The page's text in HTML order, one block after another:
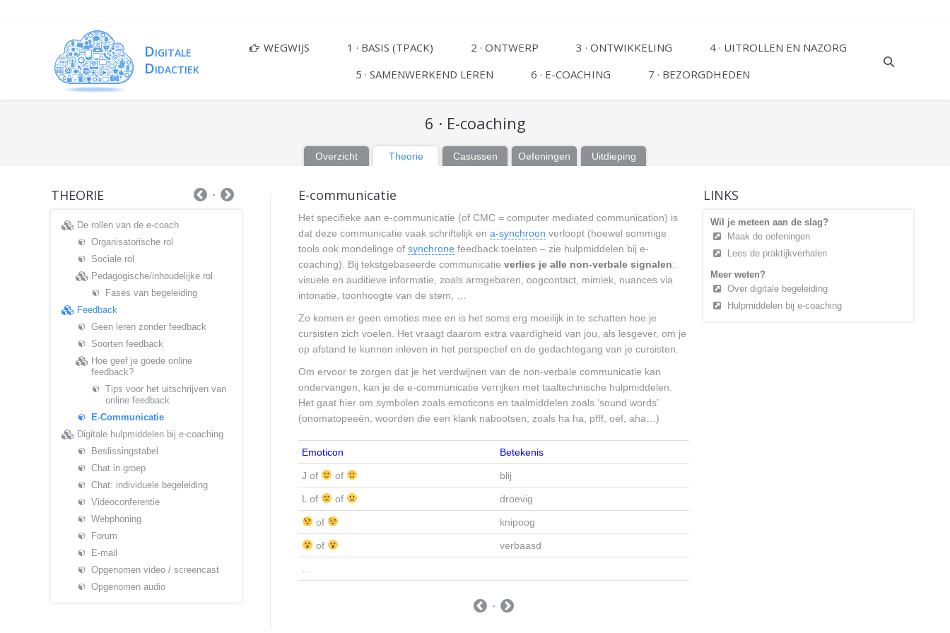
WEGWIJS 1 · BASIS (TPACK) 2 · ONTWERP 3 · ONTWIKKELING
4 · UITROLLEN EN NAZORG
5 · SAMENWERKEND LEREN
6 · E-COACHING 7 · BEZORGDHEDEN
6 · E-coaching
Overzicht Theorie Casussen Oefeningen Uitdieping
E-communicatie
Het specifieke aan e-communicatie (of CMC = computer mediated communication) is
dat deze communicatie vaak schriftelijk en a-synchroon verloopt (hoewel sommige
tools ook mondelinge of synchrone feedback toelaten – zie hulpmiddelen bij e-
coaching). Bij tekstgebaseerde communicatie verlies je alle non-verbale signalen:
visuele en auditieve informatie, zoals armgebaren, oogcontact, mimiek, nuances via
intonatie, toonhoogte van de stem, …
Zo komen er geen emoties mee en is het soms erg moeilijk in te schatten hoe je
cursisten zich voelen. Het vraagt daarom extra vaardigheid van jou, als lesgever, om je
op afstand te kunnen inleven in het perspectief en de gedachtegang van je cursisten.
Om ervoor te zorgen dat je het verdwijnen van de non-verbale communicatie kan
ondervangen, kan je de e-communicatie verrijken met taaltechnische hulpmiddelen.
Het gaat hier om symbolen zoals emoticons en taalmiddelen zoals ‘sound words’
(onomatopeeën, woorden die een klank nabootsen, zoals ha ha, pfff, oef, aha…)
Emoticon Betekenis
J of of blij
L of of droevig
of knipoog
of verbaasd
LINKS
Wil je meteen aan de slag?
Maak de oefeningen
Lees de praktijkverhalen
Meer weten?
Over digitale begeleiding
Hulpmiddelen bij e-coaching
THEORIE
De rollen van de e-coach
Organisatorische rol
Sociale rol
Pedagogische/inhoudelijke rol
Fases van begeleiding
Feedback
Geen leren zonder feedback
Soorten feedback
Hoe geef je goede online
feedback?
Tips voor het uitschrijven van
online feedback
E-Communicatie
Digitale hulpmiddelen bij e-coaching
Beslissingstabel
Chat in groep
Chat: individuele begeleiding
Videoconferentie
Webphoning
Forum
E-mail
Opgenomen video / screencast
Opgenomen audio